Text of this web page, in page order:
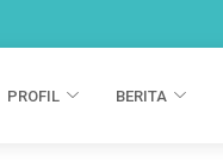
PROFIL BERITA